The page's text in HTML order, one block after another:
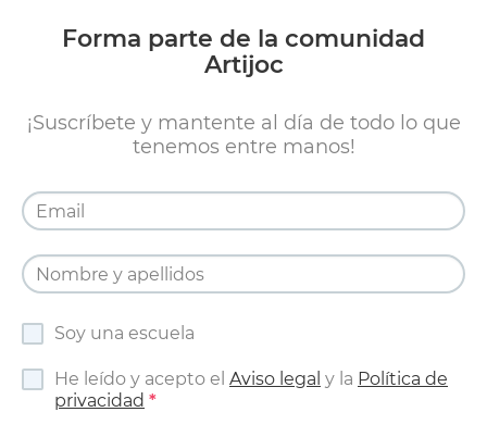
Forma parte de la comunidad
Artijoc
¡Suscríbete y mantente al día de todo lo que
tenemos entre manos!
Soy una escuela
He leído y acepto el Aviso legal y la Política de
privacidad